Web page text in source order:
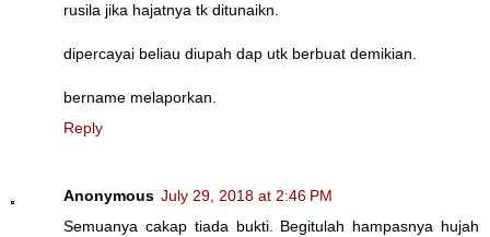
rusila jika hajatnya tk ditunaikn.
dipercayai beliau diupah dap utk berbuat demikian.
bername melaporkan.
Reply
Anonymous July 29, 2018 at 2:46 PM
Semuanya cakap tiada bukti. Begitulah hampasnya hujah